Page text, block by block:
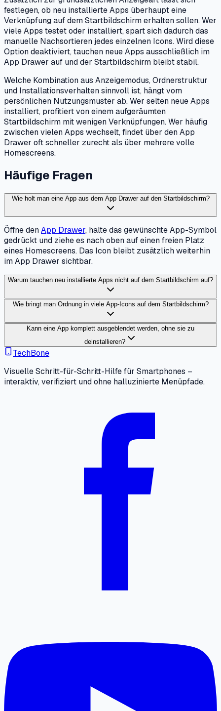
festlegen, ob neu installierte Apps überhaupt eine
Verknüpfung auf dem Startbildschirm erhalten sollen. Wer
viele Apps testet oder installiert, spart sich dadurch das
manuelle Nachsortieren jedes einzelnen Icons. Wird diese
Option deaktiviert, tauchen neue Apps ausschließlich im
App Drawer auf und der Startbildschirm bleibt stabil.
Welche Kombination aus Anzeigemodus, Ordnerstruktur
und Installationsverhalten sinnvoll ist, hängt vom
persönlichen Nutzungsmuster ab. Wer selten neue Apps
installiert, profitiert von einem aufgeräumten
Startbildschirm mit wenigen Verknüpfungen. Wer häufig
zwischen vielen Apps wechselt, findet über den App
Drawer oft schneller zurecht als über mehrere volle
Homescreens.
Häufige Fragen
Wie holt man eine App aus dem App Drawer auf den Startbildschirm?
Öffne denApp Drawer, halte das gewünschte App-Symbol
gedrückt und ziehe es nach oben auf einen freien Platz
eines Homescreens. Das Icon bleibt zusätzlich weiterhin
im App Drawer sichtbar.
Warum tauchen neu installierte Apps nicht auf dem Startbildschirm auf?
Wie bringt man Ordnung in viele App-Icons auf dem Startbildschirm?
Kann eine App komplett ausgeblendet werden, ohne sie zu
deinstallieren?
TechBone
Visuelle Schritt-für-Schritt-Hilfe für Smartphones –
interaktiv, verifiziert und ohne halluzinierte Menüpfade.